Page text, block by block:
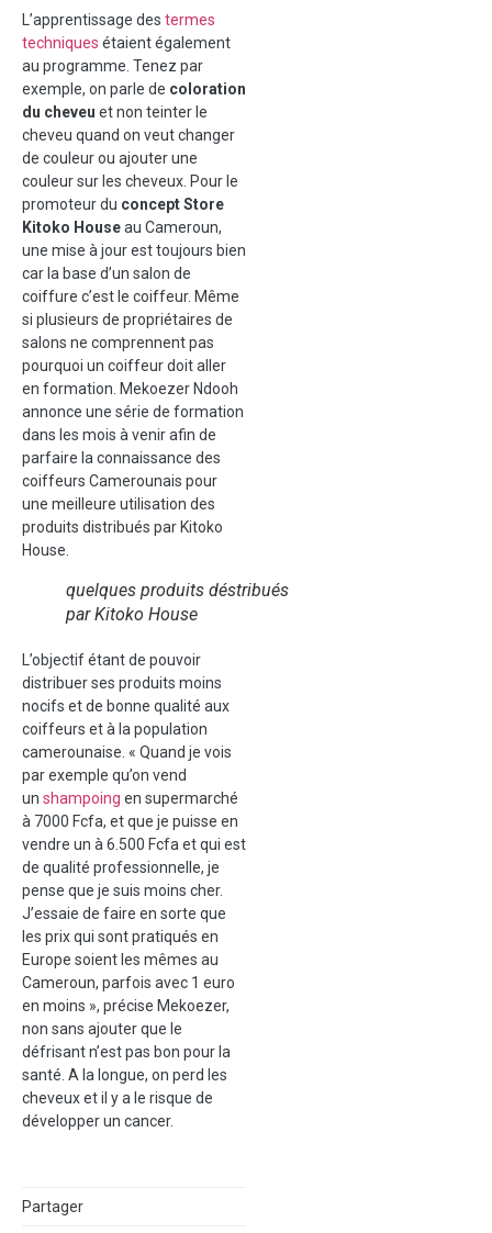
L’apprentissage des termes
techniques étaient également
au programme. Tenez par
exemple, on parle de coloration
du cheveu et non teinter le
cheveu quand on veut changer
de couleur ou ajouter une
couleur sur les cheveux. Pour le
promoteur du concept Store
Kitoko Houseau Cameroun,
une mise à jour est toujours bien
car la base d’un salon de
coiffure c’est le coiffeur. Même
si plusieurs de propriétaires de
salons ne comprennent pas
pourquoi un coiffeur doit aller
en formation. Mekoezer Ndooh
annonce une série de formation
dans les mois à venir afin de
parfaire la connaissance des
coiffeurs Camerounais pour
une meilleure utilisation des
produits distribués par Kitoko
House.
quelques produits déstribués
par Kitoko House
L’objectif étant de pouvoir
distribuer ses produits moins
nocifs et de bonne qualité aux
coiffeurs et à la population
camerounaise. « Quand je vois
par exemple qu’on vend
un shampoing en supermarché
à 7000 Fcfa, et que je puisse en
vendre un à 6.500 Fcfa et qui est
de qualité professionnelle, je
pense que je suis moins cher.
J’essaie de faire en sorte que
les prix qui sont pratiqués en
Europe soient les mêmes au
Cameroun, parfois avec 1 euro
en moins », précise Mekoezer,
non sans ajouter que le
défrisant n’est pas bon pour la
santé. A la longue, on perd les
cheveux et il y a le risque de
développer un cancer.
Partager